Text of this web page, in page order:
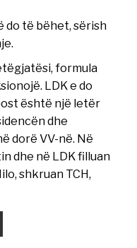
do të bëhet, sërish
formula
LDK e do
është një letër
dhe
dorë VV-në. Në
dhe në LDK filluan
shkruan TCH,